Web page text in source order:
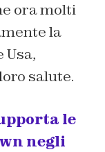
ora molti
la
Usa,
salute.
le
negli